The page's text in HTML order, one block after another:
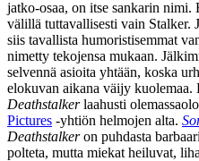
jatko-osaa, on itse sankarin nimi.
välillä tuttavallisesti vain Stalker.
siis tavallista humoristisemmat
nimetty tekojensa mukaan.
selvennä asioita yhtään, koska
elokuvan aikana väijy kuolemaa.
Deathstalkerlaahusti
Pictures ‑yhtiön helmojen alta.
Deathstalkeron puhdasta
polteta, mutta miekat heiluvat,